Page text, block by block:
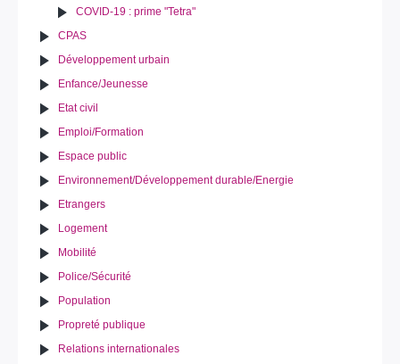
COVID-19 : prime "Tetra"
CPAS
Développement urbain
Enfance/Jeunesse
Etat civil
Emploi/Formation
Espace public
Environnement/Développement durable/Energie
Etrangers
Logement
Mobilité
Police/Sécurité
Population
Propreté publique
Relations internationales